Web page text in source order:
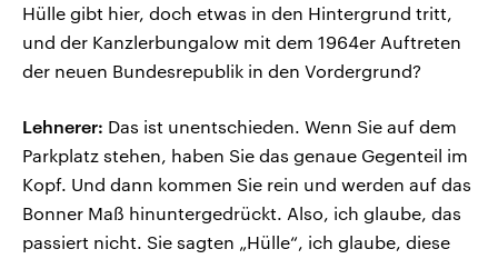
Hülle gibt hier, doch etwas in den Hintergrund tritt,
und der Kanzlerbungalow mit dem 1964er Auftreten
der neuen Bundesrepublik in den Vordergrund?
Lehnerer: Das ist unentschieden. Wenn Sie auf dem
Parkplatz stehen, haben Sie das genaue Gegenteil im
Kopf. Und dann kommen Sie rein und werden auf das
Bonner Maß hinuntergedrückt. Also, ich glaube, das
passiert nicht. Sie sagten „Hülle“, ich glaube, diese